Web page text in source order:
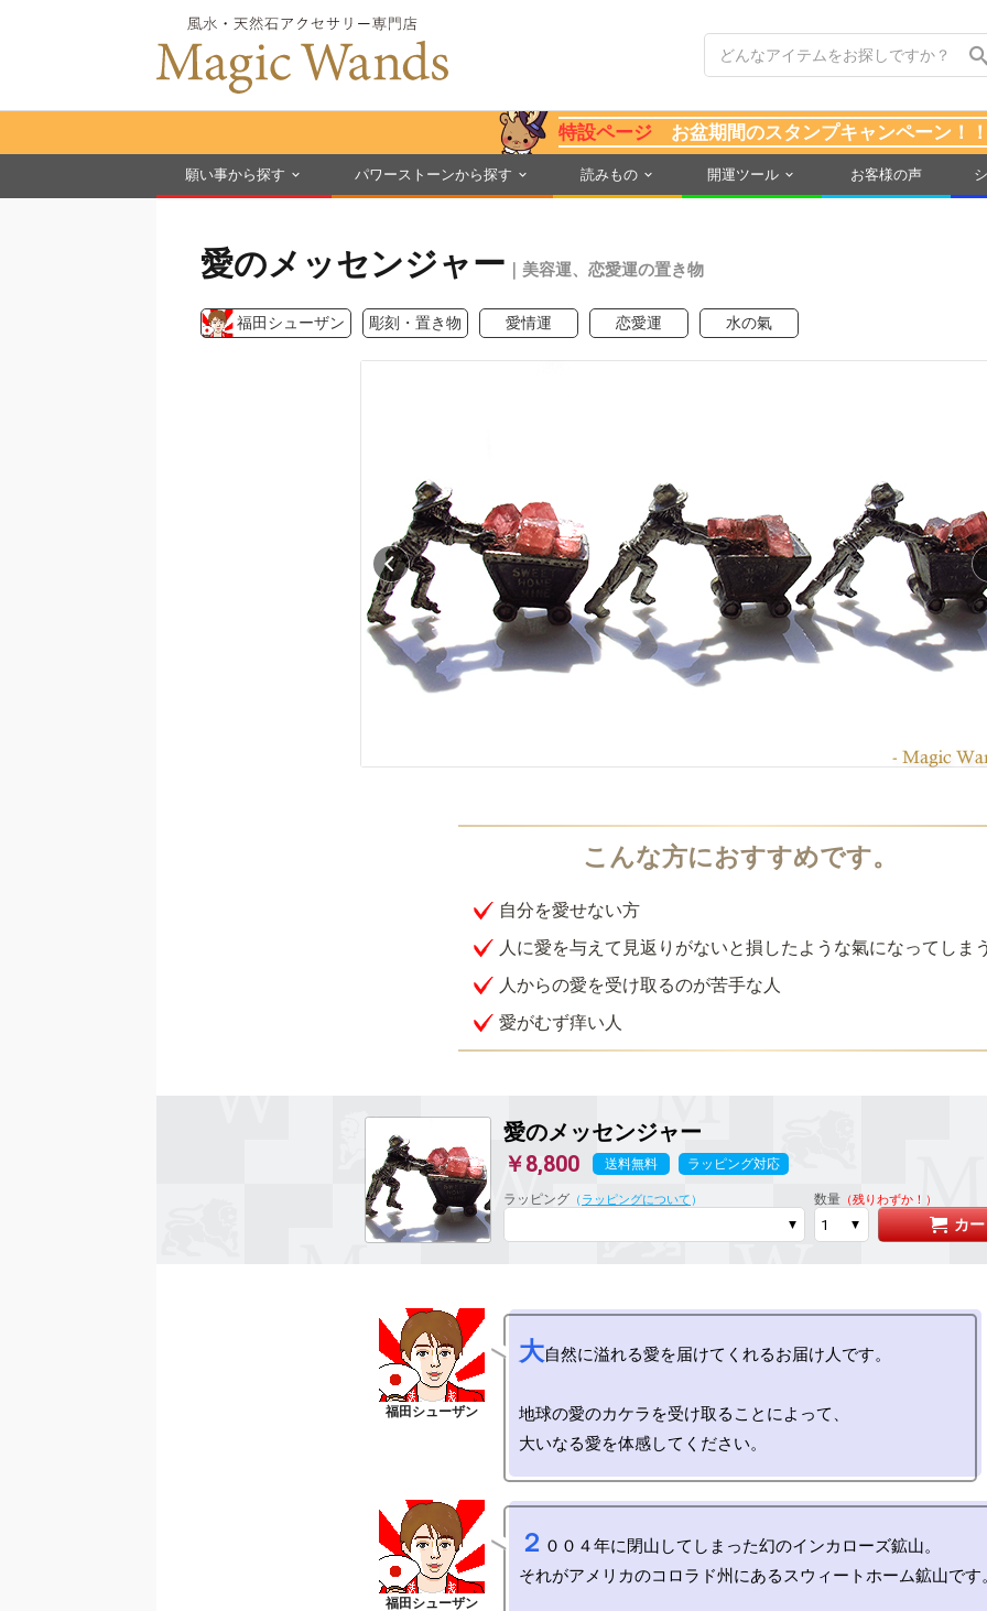
特設ページ お盆期間のスタンプキャンペーン！
願い事から探す パワーストーンから探す 読みもの 開運ツール お客様の声
愛のメッセンジャー ｜美容運、恋愛運の置き物
福田シューザン 彫刻・置き物 愛情運 恋愛運 水の氣
自分を愛せない方
人に愛を与えて見返りがないと損したような氣になってしま
人からの愛を受け取るのが苦手な人
愛がむず痒い人
愛のメッセンジャー
￥8,800
送料無料 ラッピング対応
ラッピング （ ラッピングについて ） 数量（残りわずか！）
カ
大自然に溢れる愛を届けてくれるお届け人です。
地球の愛のカケラを受け取ることによって、
２ ００４年に閉山してしまった幻のインカローズ鉱山。
それがアメリカのコロラド州にあるスウィートホーム鉱山です